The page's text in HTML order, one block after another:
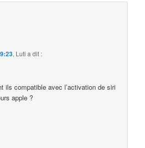
, Luti a dit :
ils compatible avec l’activation de siri
apple ?